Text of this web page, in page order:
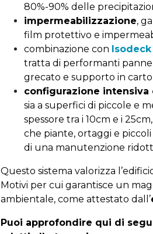
80%-90% delle
impermeabilizzazione,
film protettivo e
combinazione con Isodeck
tratta di performanti
grecato e supporto in
configurazione intensiva
sia a superfici di piccole e
spessore tra i 10cm e i
che piante, ortaggi e
di una manutenzione
Questo sistema valorizza
Motivi per cui garantisce un
ambientale, come attestato dall’
Puoi approfondire qui di